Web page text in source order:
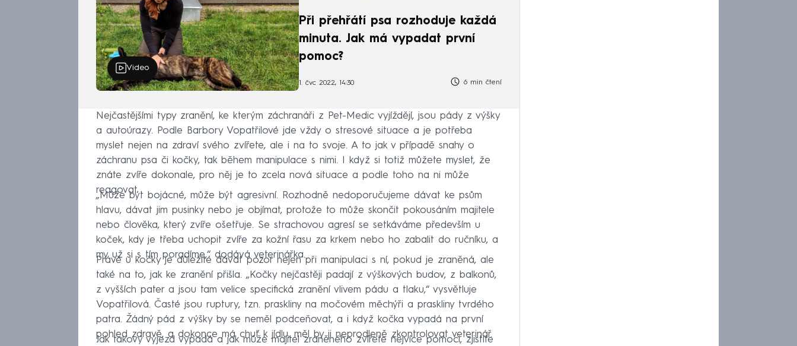
Video
Při přehřátí psa rozhoduje každá
minuta. Jak má vypadat první
pomoc?
1. čvc 2022, 14:30 6 min čtení
Nejčastějšími typy zranění, ke kterým záchranáři z Pet-Medic vyjíždějí, jsou pády z výšky
a autoúrazy. Podle Barbory Vopatřilové jde vždy o stresové situace a je potřeba
myslet nejen na zdraví svého zvířete, ale i na to svoje. A to jak v případě snahy o
záchranu psa či kočky, tak během manipulace s nimi. I když si totiž můžete myslet, že
znáte zvíře dokonale, pro něj je to zcela nová situace a podle toho na ni může
reagovat.
„Může být bojácné, může být agresivní. Rozhodně nedoporučujeme dávat ke psům
hlavu, dávat jim pusinky nebo je objímat, protože to může skončit pokousáním majitele
nebo člověka, který zvíře ošetřuje. Se strachovou agresí se setkáváme především u
koček, kdy je třeba uchopit zvíře za kožní řasu za krkem nebo ho zabalit do ručníku, a
my už si s tím poradíme,“ dodává veterinářka.
Právě u kočky je důležité dávat pozor nejen při manipulaci s ní, pokud je zraněná, ale
také na to, jak ke zranění přišla. „Kočky nejčastěji padají z výškových budov, z balkonů,
z vyšších pater a jsou tam velice specifická zranění vlivem pádu a tlaku,“ vysvětluje
Vopatřilová. Časté jsou ruptury, tzn. praskliny na močovém měchýři a praskliny tvrdého
patra. Žádný pád z výšky by se neměl podceňovat, a i když kočka vypadá na první
pohled zdravě, a dokonce má chuť k jídlu, měl by ji neprodleně zkontrolovat veterinář.
Jak takový výjezd vypadá a jak může majitel zraněného zvířete nejvíce pomoci, zjistíte